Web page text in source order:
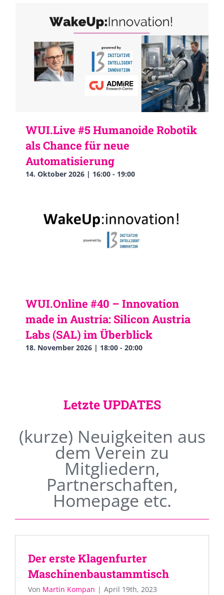
WUI.Live #5 Humanoide Robotik
als Chance für neue
Automatisierung
14. Oktober 2026 | 16:00 - 19:00
WUI.Online #40 – Innovation
made in Austria: Silicon Austria
Labs (SAL) im Überblick
18. November 2026 | 18:00 - 20:00
Letzte UPDATES
(kurze) Neuigkeiten aus
dem Verein zu
Mitgliedern,
Partnerschaften,
Homepage etc.
Der erste Klagenfurter
Maschinenbaustammtisch
Von Martin Kompan | April 19th, 2023